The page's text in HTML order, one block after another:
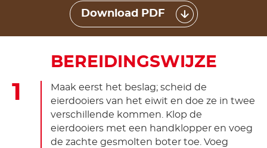
Download PDF
BEREIDINGSWIJZE
Maak eerst het beslag; scheid de
eierdooiers van het eiwit en doe ze in twee
verschillende kommen. Klop de
eierdooiers met een handklopper en voeg
de zachte gesmolten boter toe. Voeg